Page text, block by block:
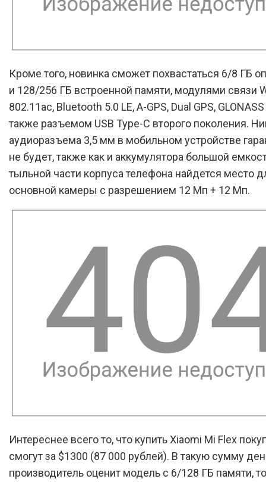
Кроме того, новинка сможет похвастаться 6/8 ГБ
и 128/256 ГБ встроенной памяти, модулями связи
802.11ac, Bluetooth 5.0 LE, A-GPS, Dual GPS,
также разъемом USB Type-C второго поколения.
аудиоразъема 3,5 мм в мобильном устройстве
не будет, также как и аккумулятора большой
тыльной части корпуса телефона найдется место
основной камеры с разрешением 12 Мп + 12 Мп.
Интереснее всего то, что купить Xiaomi Mi Flex
смогут за $1300 (87 000 рублей). В такую сумму
производитель оценит модель с 6/128 ГБ памяти,